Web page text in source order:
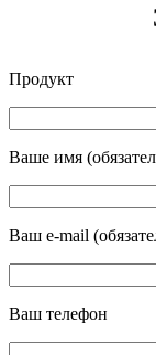
Продукт
Ваше имя
Ваш e-mail
Ваш телефон